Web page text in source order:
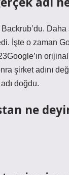
Backrub’du.
İşte o zaman
orijinal
şirket adını
doğdu.
ne